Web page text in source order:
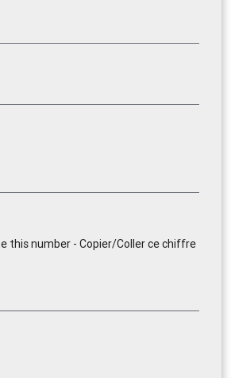
this number - Copier/Coller ce chiffre